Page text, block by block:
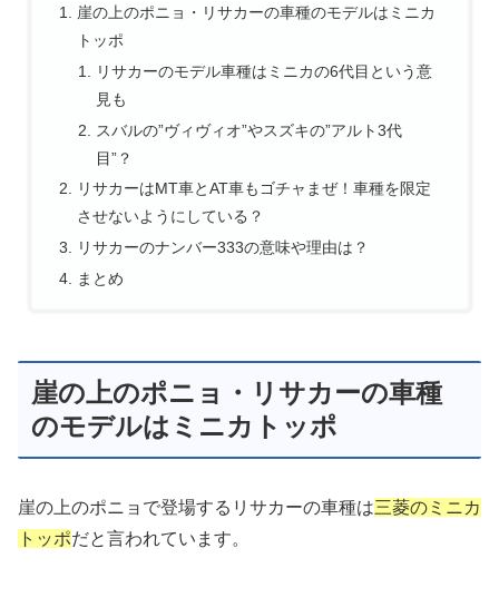
崖の上のポニョ・リサカーの車種のモデルはミニカ
トッポ
リサカーのモデル車種はミニカの6代目という意
見も
スバルの”ヴィヴィオ”やスズキの”アルト3代
目”？
リサカーはMT車とAT車もゴチャまぜ！車種を限定
させないようにしている？
リサカーのナンバー333の意味や理由は？
まとめ
崖の上のポニョ・リサカーの車種
のモデルはミニカトッポ
崖の上のポニョで登場するリサカーの車種は三菱のミニカ
トッポだと言われています。